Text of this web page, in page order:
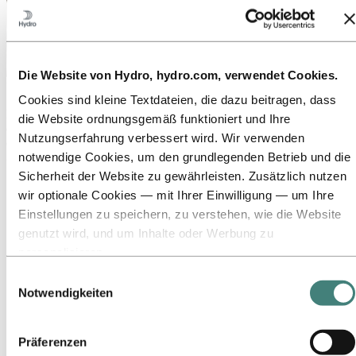
Die Website von Hydro, hydro.com, verwendet Cookies.
Cookies sind kleine Textdateien, die dazu beitragen, dass
die Website ordnungsgemäß funktioniert und Ihre
Nutzungserfahrung verbessert wird. Wir verwenden
notwendige Cookies, um den grundlegenden Betrieb und die
Sicherheit der Website zu gewährleisten. Zusätzlich nutzen
wir optionale Cookies — mit Ihrer Einwilligung — um Ihre
Einstellungen zu speichern, zu verstehen, wie die Website
genutzt wird, und um Inhalte oder Werbung zu
Tools wir für Sicherheits‑, Analyse‑ oder Werbezwecke
verwenden. Diese Drittanbieter können die Informationen,
die sie über Ihre Nutzung unserer Website sammeln, mit
anderen Daten kombinieren, die Sie ihnen bereitgestellt
Notwendigkeiten
Präferenzen
Hydro ist ein führendes Unternehmen für Aluminium und
erneuerbare Energien, das Unternehmen und Partnerschaften für
eine nachhaltigere Zukunft aufbaut. Wir beschäftigen
32.000 Mitarbeiter an mehr als 140 Standorten in 40 Ländern.
Zu:Aluminium
Produkte
Branchen, in denen wir tätig sind
Über Aluminium
Innovationen, Forschung und Entwicklung
ALUMINIUM 2026
Nachhaltigkeitsberichterstattung